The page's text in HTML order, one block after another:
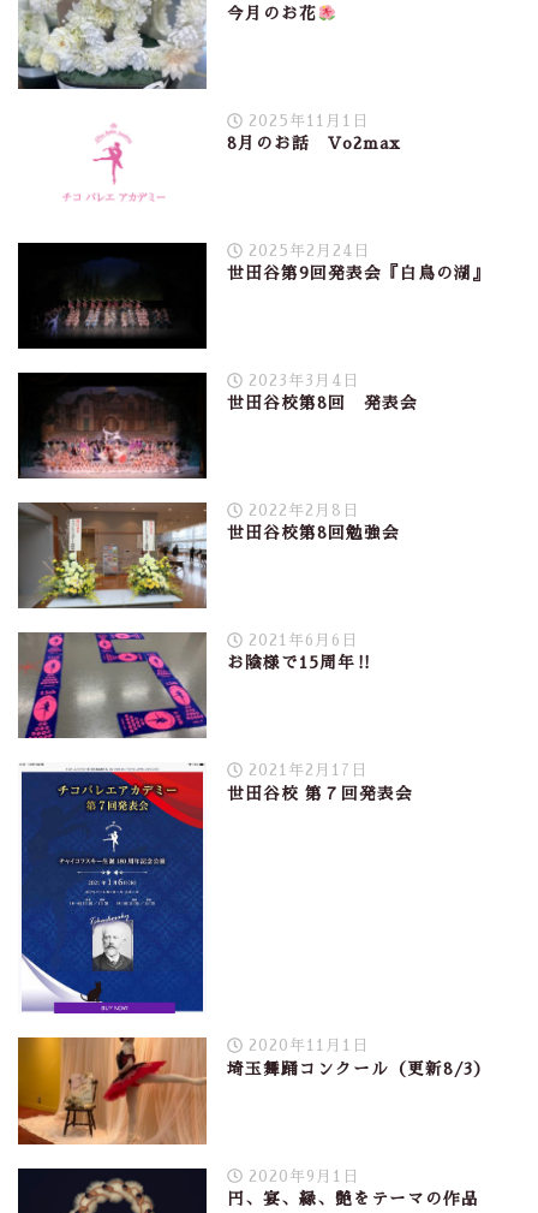
今月のお花
2025年11月1日
8月のお話 Vo2max
2025年2月24日
世田谷第9回発表会『白鳥の湖』
2023年3月4日
世田谷校第8回 発表会
2022年2月8日
世田谷校第8回勉強会
2021年6月6日
お陰様で15周年‼︎
2021年2月17日
世田谷校 第７回発表会
2020年11月1日
埼玉舞踊コンクール（更新8/3）
2020年9月1日
円、宴、縁、艶をテーマの作品